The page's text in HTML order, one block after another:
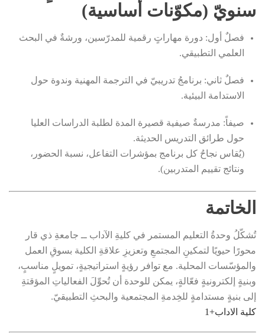
سنويّ (مكوّنات أساسية)
فصلٌ أول: دورة مهاراتٍ رقمية للمدرّسين، ورشةٌ في البحث
العلمي التطبيقي.
فصلٌ ثاني: برنامجُ تدريبيّ في الترجمة المهنية وندوة حول
الاستدامة البيئية.
صيفاً: مدرسةٌ صيفية قصيرة المدة لطلبة الدراسات العليا
حول طرائق التدريس الحديثة.
(يُقاس نجاحُ كل برنامج بمؤشرات التفاعل، نسبة الحضور،
ونتائج تقييم المتدربين).
الخاتمة
تُشكّلُ وحدةُ التعليم المستمر في كليةِ الآداب ــ جامعةِ ذي قار
محورًا حيويًا لتمكينِ المجتمعِ وتعزيزِ علاقةِ الكلية بسوقِ العمل
والمؤسّسات المحلية. مع توافر رؤيةٍ استراتيجيةٍ، تمويلٍ مناسبٍ،
وبنيةٍ إلكترونيةٍ فعّالةٍ، يمكن للوحدة أن تُحوِّلَ الفعالياتِ المؤقتةِ
إلى بنيةٍ مستدامةٍ للخِدمةِ المجتمعية والبحثِ التطبيقيّ.
كلية الاداب+1